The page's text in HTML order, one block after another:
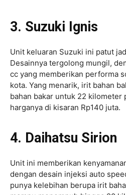
3. Suzuki Ignis
Unit keluaran Suzuki ini patut
Desainnya tergolong mungil,
cc yang memberikan performa
kota. Yang menarik, irit bahan
bahan bakar untuk 22 kilometer
harganya di kisaran Rp140 juta.
4. Daihatsu Sirion
Unit ini memberikan
dengan desain injeksi auto
punya kelebihan berupa irit